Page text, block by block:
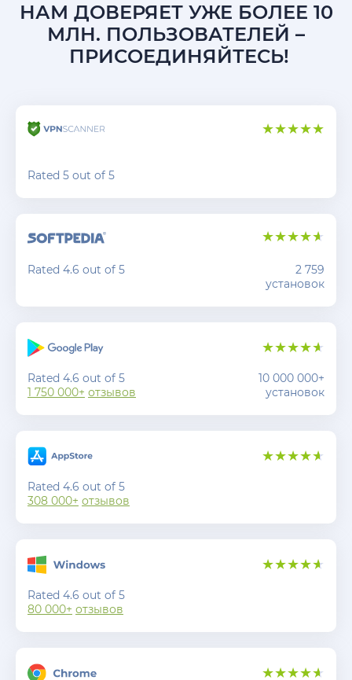
НАМ ДОВЕРЯЕТ УЖЕ БОЛЕЕ 10
МЛН. ПОЛЬЗОВАТЕЛЕЙ –
ПРИСОЕДИНЯЙТЕСЬ!
Rated 5 out of 5
Rated 4.6 out of 5
2 759
установок
Rated 4.6 out of 5
1 750 000+ отзывов
10 000 000+
установок
Rated 4.6 out of 5
308 000+ отзывов
Rated 4.6 out of 5
80 000+ отзывов